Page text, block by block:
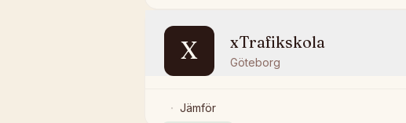
X xTrafikskola
Göteborg
Jämför